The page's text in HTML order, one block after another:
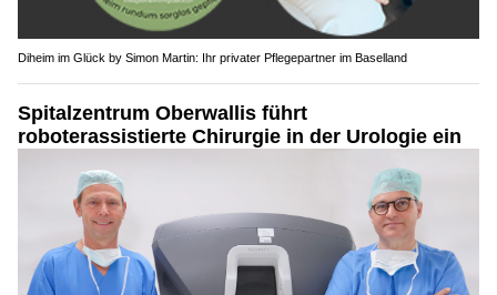
Diheim im Glück by Simon Martin: Ihr privater Pflegepartner im Baselland
Spitalzentrum Oberwallis führt
roboterassistierte Chirurgie in der Urologie ein